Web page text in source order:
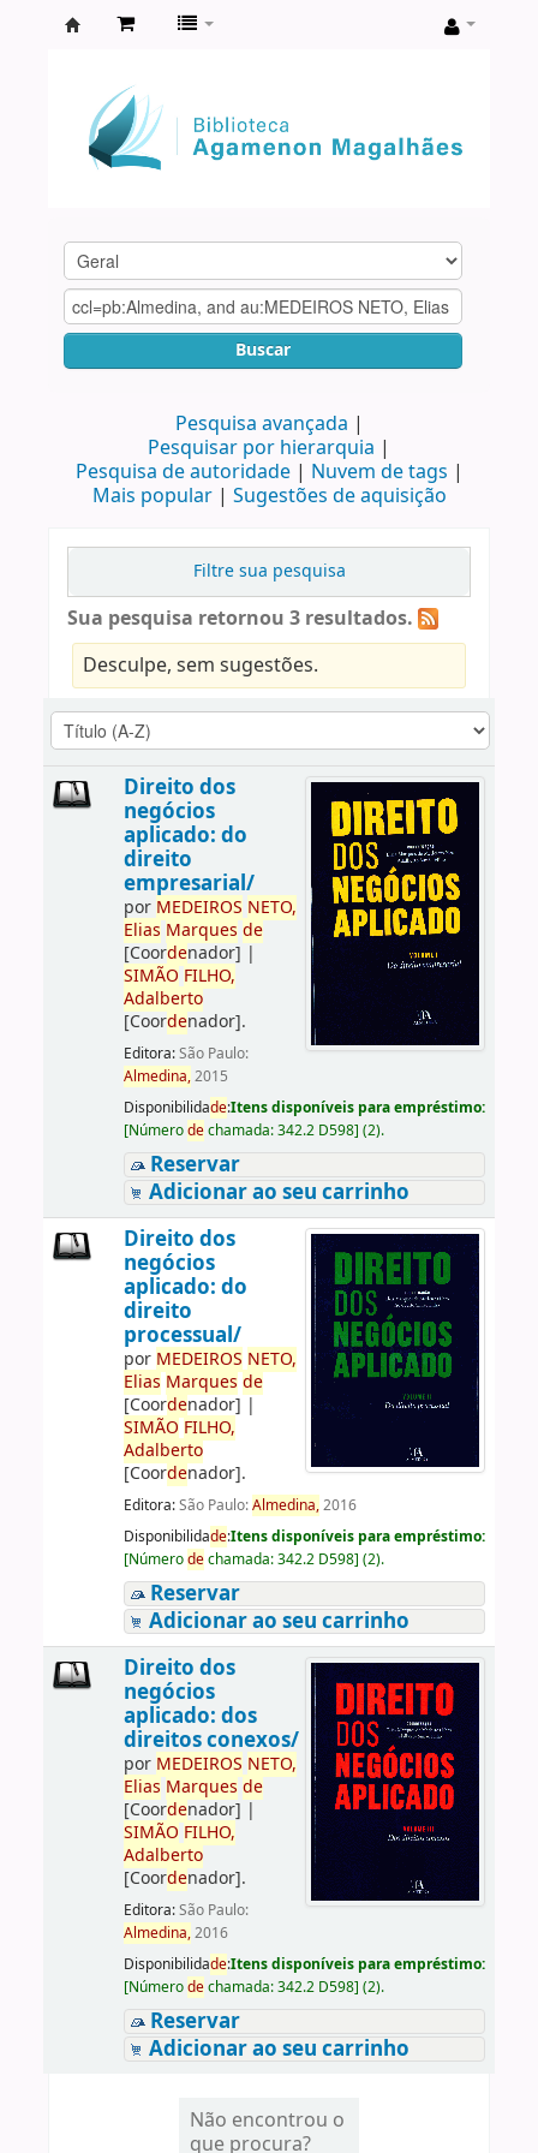
Agamenon
Magalhães
Buscar
Pesquisa avançada
Pesquisar por hierarquia
Pesquisa de autoridade
Nuvem de tags
Mais popular
Sugestões de aquisição
Filtre sua pesquisa
Sua pesquisa retornou 3 resultados.
Desculpe, sem sugestões.
Direito dos
negócios
aplicado: do
direito
empresarial/
por MEDEIROS NETO,
Elias Marques de
[Coordenador] |
SIMÃO FILHO,
Adalberto
[Coordenador].
Editora:São Paulo:
Almedina,2015
Disponibilidade:Itens disponíveis para empréstimo:
[Númerodechamada:342.2 D598] (2).
Reservar
Adicionar ao seu carrinho
Direito dos
negócios
aplicado: do
direito
processual/
por MEDEIROS NETO,
Elias Marques de
[Coordenador] |
SIMÃO FILHO,
Adalberto
[Coordenador].
Editora:São Paulo:Almedina,2016
Disponibilidade:Itens disponíveis para empréstimo:
[Númerodechamada:342.2 D598] (2).
Reservar
Adicionar ao seu carrinho
Direito dos
negócios
aplicado: dos
direitos conexos/
por MEDEIROS NETO,
Elias Marques de
[Coordenador] |
SIMÃO FILHO,
Adalberto
[Coordenador].
Editora:São Paulo:
Almedina,2016
Disponibilidade:Itens disponíveis para empréstimo:
[Númerodechamada:342.2 D598] (2).
Reservar
Adicionar ao seu carrinho
Não encontrou o
que procura?